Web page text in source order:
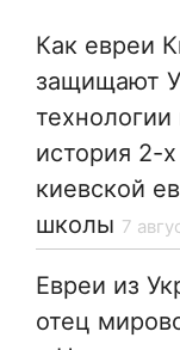
Как евреи
защищают
история 2-
киевской
школы 7
Евреи из
отец